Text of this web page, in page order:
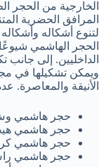
الخارجية من الحجر
المرافق الحضرية
لتنوع أشكاله
الحجر الهاشمي
الداخليين. إلى جانب
ويمكن تشكيلها في
الأنيقة والمعاصرة.
حجر هاشمي
حجر هاشمي
حجر هاشمي
حجر هاشمي